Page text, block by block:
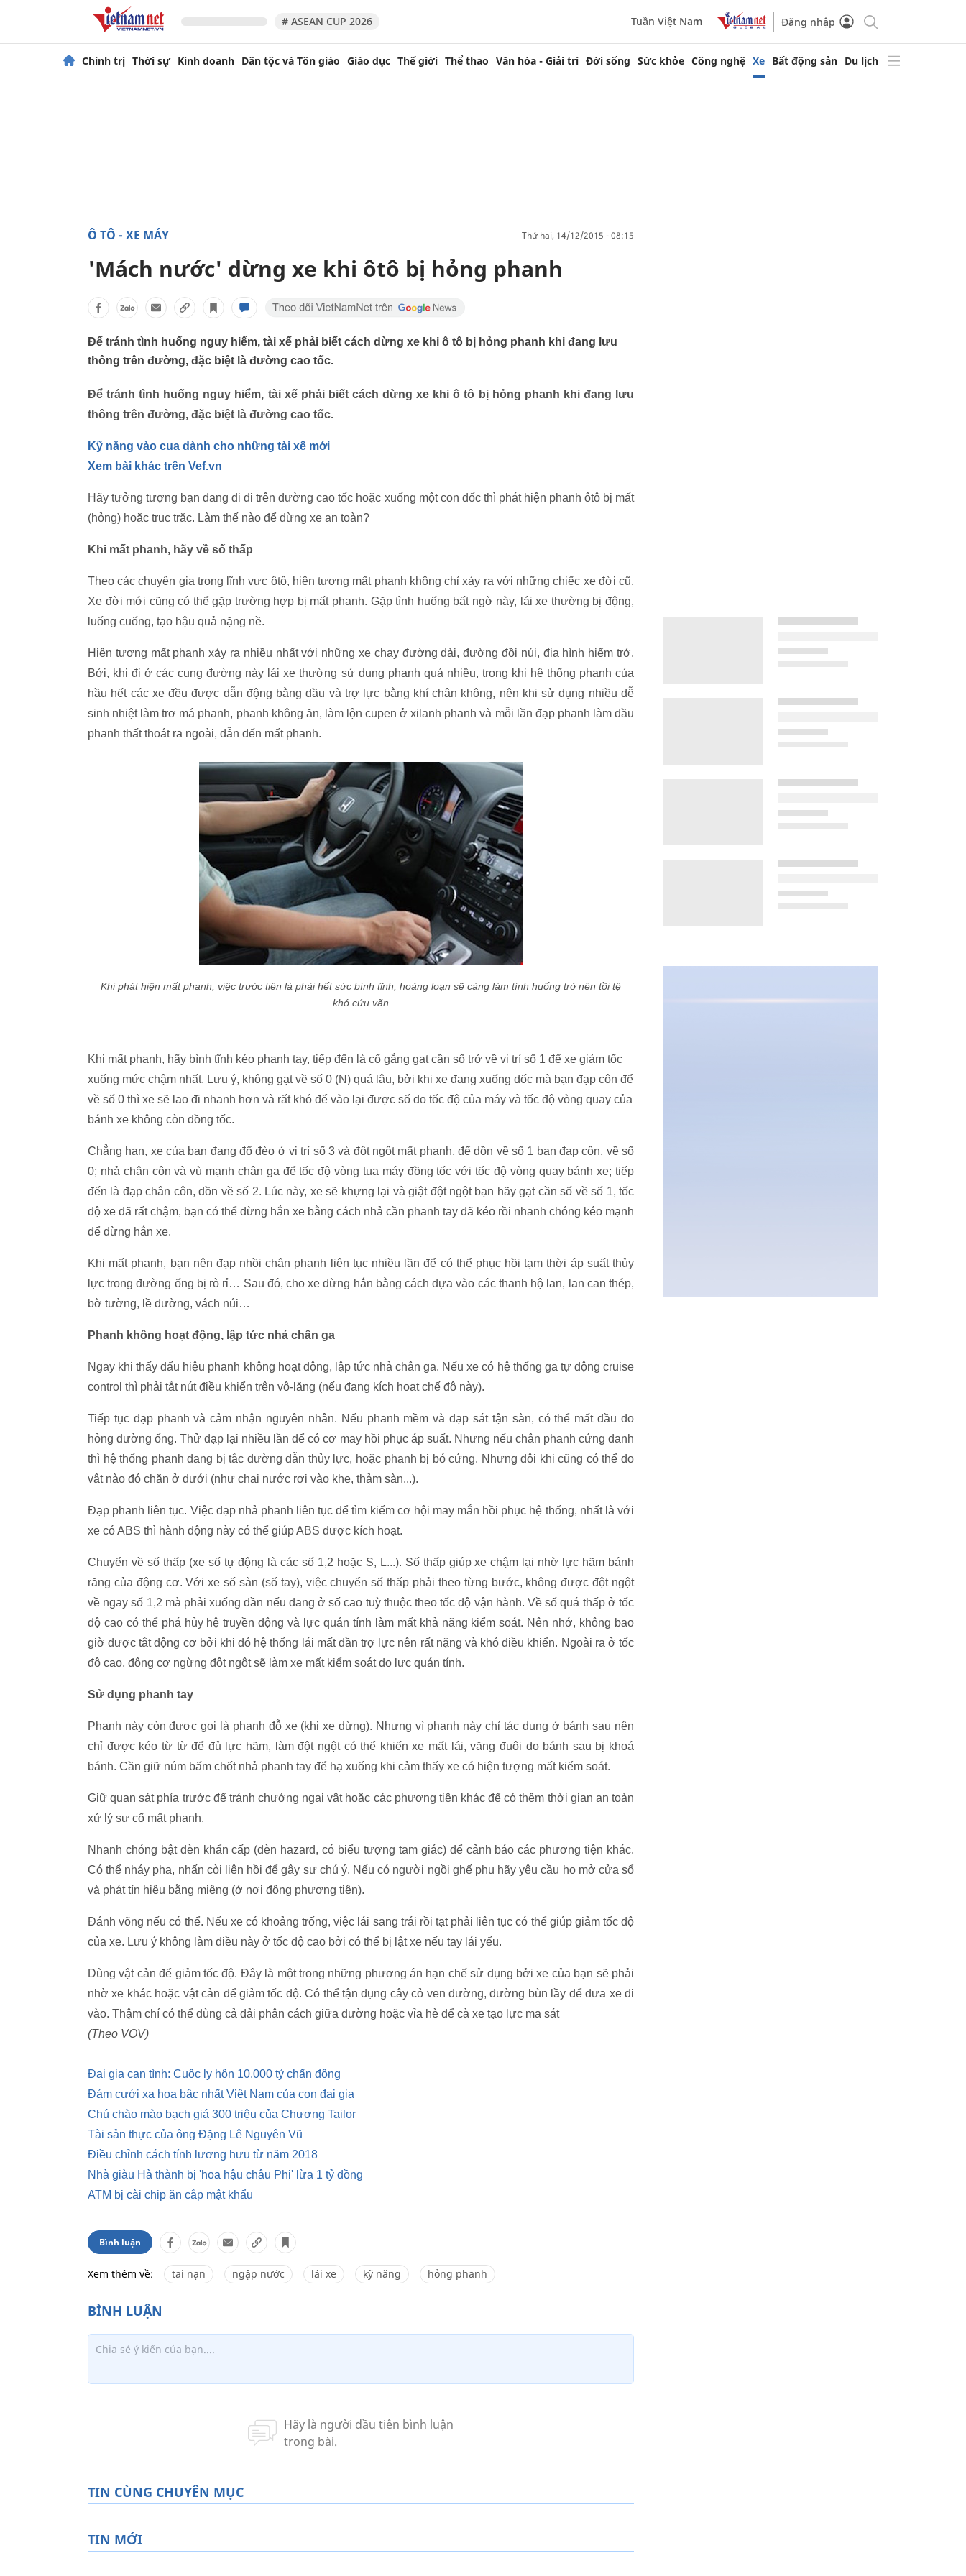
# ASEAN CUP 2026 Tuần Việt Nam Đăng nhập
Chính trị Thời sự Kinh doanh Dân tộc và Tôn giáo Giáo dục Thế giới Thể thao Văn hóa - Giải trí Đời sống Sức khỏe Công nghệ Xe Bất động sản Du lịch
Ô TÔ - XE MÁY thứ hai, 14/12/2015 - 08:15
'Mách nước' dừng xe khi ôtô bị hỏng phanh
Để tránh tình huống nguy hiểm, tài xế phải biết cách dừng xe khi ô tô bị hỏng phanh khi đang lưu
thông trên đường, đặc biệt là đường cao tốc.
Để tránh tình huống nguy hiểm, tài xế phải biết cách dừng xe khi ô tô bị hỏng phanh khi đang lưu
thông trên đường, đặc biệt là đường cao tốc.
Kỹ năng vào cua dành cho những tài xế mới
Xem bài khác trên Vef.vn
Hãy tưởng tượng bạn đang đi đi trên đường cao tốc hoặc xuống một con dốc thì phát hiện phanh ôtô bị mất
(hỏng) hoặc trục trặc. Làm thế nào để dừng xe an toàn?
Khi mất phanh, hãy về số thấp
Theo các chuyên gia trong lĩnh vực ôtô, hiện tượng mất phanh không chỉ xảy ra với những chiếc xe đời cũ.
Xe đời mới cũng có thể gặp trường hợp bị mất phanh. Gặp tình huống bất ngờ này, lái xe thường bị động,
luống cuống, tạo hậu quả nặng nề.
Hiện tượng mất phanh xảy ra nhiều nhất với những xe chạy đường dài, đường đồi núi, địa hình hiểm trở.
Bởi, khi đi ở các cung đường này lái xe thường sử dụng phanh quá nhiều, trong khi hệ thống phanh của
hầu hết các xe đều được dẫn động bằng dầu và trợ lực bằng khí chân không, nên khi sử dụng nhiều dễ
sinh nhiệt làm trơ má phanh, phanh không ăn, làm lộn cupen ở xilanh phanh và mỗi lần đạp phanh làm dầu
phanh thất thoát ra ngoài, dẫn đến mất phanh.
Khi phát hiện mất phanh, việc trước tiên là phải hết sức bình tĩnh, hoảng loạn sẽ càng làm tình huống trở nên tồi tệ
khó cứu vãn
Khi mất phanh, hãy bình tĩnh kéo phanh tay, tiếp đến là cố gắng gạt cần số trở về vị trí số 1 để xe giảm tốc
xuống mức chậm nhất. Lưu ý, không gạt về số 0 (N) quá lâu, bởi khi xe đang xuống dốc mà bạn đạp côn để
về số 0 thì xe sẽ lao đi nhanh hơn và rất khó để vào lại được số do tốc độ của máy và tốc độ vòng quay của
bánh xe không còn đồng tốc.
Chẳng hạn, xe của bạn đang đổ đèo ở vị trí số 3 và đột ngột mất phanh, để dồn về số 1 bạn đạp côn, về số
0; nhả chân côn và vù mạnh chân ga để tốc độ vòng tua máy đồng tốc với tốc độ vòng quay bánh xe; tiếp
đến là đạp chân côn, dồn về số 2. Lúc này, xe sẽ khựng lại và giật đột ngột bạn hãy gạt cần số về số 1, tốc
độ xe đã rất chậm, bạn có thể dừng hẳn xe bằng cách nhả cần phanh tay đã kéo rồi nhanh chóng kéo mạnh
để dừng hẳn xe.
Khi mất phanh, bạn nên đạp nhồi chân phanh liên tục nhiều lần để có thể phục hồi tạm thời áp suất thủy
lực trong đường ống bị rò rỉ… Sau đó, cho xe dừng hẳn bằng cách dựa vào các thanh hộ lan, lan can thép,
bờ tường, lề đường, vách núi…
Phanh không hoạt động, lập tức nhả chân ga
Ngay khi thấy dấu hiệu phanh không hoạt động, lập tức nhả chân ga. Nếu xe có hệ thống ga tự động cruise
control thì phải tắt nút điều khiển trên vô-lăng (nếu đang kích hoạt chế độ này).
Tiếp tục đạp phanh và cảm nhận nguyên nhân. Nếu phanh mềm và đạp sát tận sàn, có thể mất dầu do
hỏng đường ống. Thử đạp lại nhiều lần để có cơ may hồi phục áp suất. Nhưng nếu chân phanh cứng đanh
thì hệ thống phanh đang bị tắc đường dẫn thủy lực, hoặc phanh bị bó cứng. Nhưng đôi khi cũng có thể do
vật nào đó chặn ở dưới (như chai nước rơi vào khe, thảm sàn...).
Đạp phanh liên tục. Việc đạp nhả phanh liên tục để tìm kiếm cơ hội may mắn hồi phục hệ thống, nhất là với
xe có ABS thì hành động này có thể giúp ABS được kích hoạt.
Chuyển về số thấp (xe số tự động là các số 1,2 hoặc S, L...). Số thấp giúp xe chậm lại nhờ lực hãm bánh
răng của động cơ. Với xe số sàn (số tay), việc chuyển số thấp phải theo từng bước, không được đột ngột
về ngay số 1,2 mà phải xuống dần nếu đang ở số cao tuỳ thuộc theo tốc độ vận hành. Về số quá thấp ở tốc
độ cao có thể phá hủy hệ truyền động và lực quán tính làm mất khả năng kiểm soát. Nên nhớ, không bao
giờ được tắt động cơ bởi khi đó hệ thống lái mất dần trợ lực nên rất nặng và khó điều khiển. Ngoài ra ở tốc
độ cao, động cơ ngừng đột ngột sẽ làm xe mất kiểm soát do lực quán tính.
Sử dụng phanh tay
Phanh này còn được gọi là phanh đỗ xe (khi xe dừng). Nhưng vì phanh này chỉ tác dụng ở bánh sau nên
chỉ được kéo từ từ để đủ lực hãm, làm đột ngột có thể khiến xe mất lái, văng đuôi do bánh sau bị khoá
bánh. Cần giữ núm bấm chốt nhả phanh tay để hạ xuống khi cảm thấy xe có hiện tượng mất kiểm soát.
Giữ quan sát phía trước để tránh chướng ngại vật hoặc các phương tiện khác để có thêm thời gian an toàn
xử lý sự cố mất phanh.
Nhanh chóng bật đèn khẩn cấp (đèn hazard, có biểu tượng tam giác) để cảnh báo các phương tiện khác.
Có thể nháy pha, nhấn còi liên hồi để gây sự chú ý. Nếu có người ngồi ghế phụ hãy yêu cầu họ mở cửa sổ
và phát tín hiệu bằng miệng (ở nơi đông phương tiện).
Đánh võng nếu có thể. Nếu xe có khoảng trống, việc lái sang trái rồi tạt phải liên tục có thể giúp giảm tốc độ
của xe. Lưu ý không làm điều này ở tốc độ cao bởi có thể bị lật xe nếu tay lái yếu.
Dùng vật cản để giảm tốc độ. Đây là một trong những phương án hạn chế sử dụng bởi xe của bạn sẽ phải
nhờ xe khác hoặc vật cản để giảm tốc độ. Có thể tận dụng cây cỏ ven đường, đường bùn lầy để đưa xe đi
vào. Thậm chí có thể dùng cả dải phân cách giữa đường hoặc vỉa hè để cà xe tạo lực ma sát
(Theo VOV)
Đại gia cạn tình: Cuộc ly hôn 10.000 tỷ chấn động
Đám cưới xa hoa bậc nhất Việt Nam của con đại gia
Chú chào mào bạch giá 300 triệu của Chương Tailor
Tài sản thực của ông Đặng Lê Nguyên Vũ
Điều chỉnh cách tính lương hưu từ năm 2018
Nhà giàu Hà thành bị 'hoa hậu châu Phi' lừa 1 tỷ đồng
ATM bị cài chip ăn cắp mật khẩu
Bình luận
Xem thêm về: tai nạn ngập nước lái xe kỹ năng hỏng phanh
TIN CÙNG CHUYÊN MỤC
TIN MỚI